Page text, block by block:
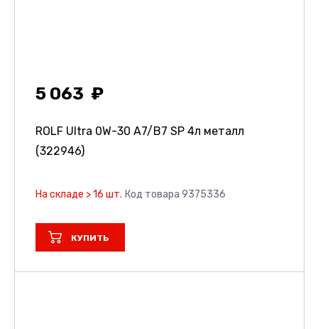
5 063
ROLF Ultra 0W-30 A7/B7 SP 4л металл
(322946)
На складе > 16 шт. Код товара 9375336
КУПИТЬ